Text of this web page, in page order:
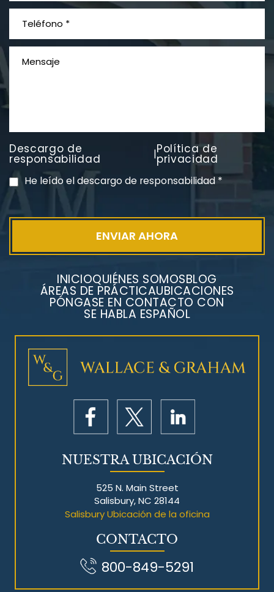
¿Qué es el mesotelioma?
PVC Cloruro de polivinilo
Exposición
Descargo de
responsabilidad |Política de
privacidad
He leído el descargo de responsabilidad*
INICIOQUIÉNES SOMOSBLOG
ÁREAS DE PRÁCTICAUBICACIONES
PÓNGASE EN CONTACTO CON
SE HABLA ESPAÑOL
NUESTRA UBICACIÓN
525 N. Main Street
Salisbury, NC 28144
Salisbury Ubicación de la oficina
CONTACTO
800-849-5291